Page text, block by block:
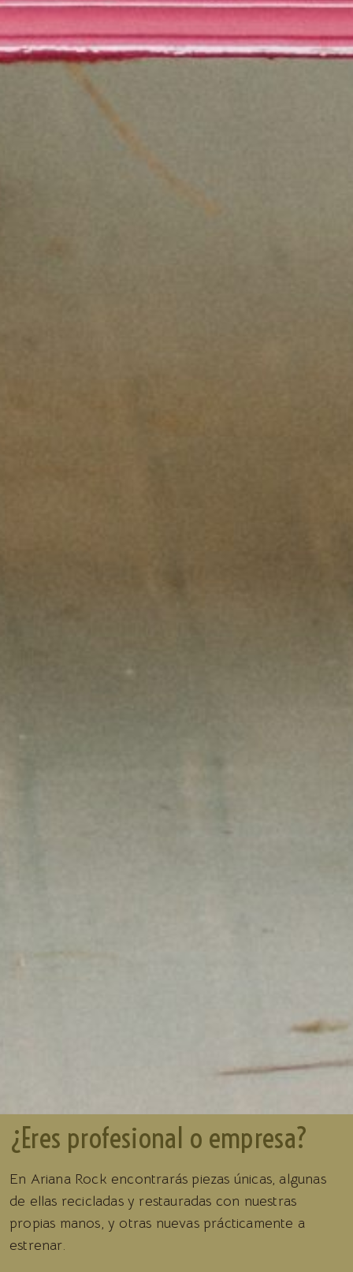
¿Eres profesional o empresa?
En Ariana Rock encontrarás piezas únicas, algunas
de ellas recicladas y restauradas con nuestras
propias manos, y otras nuevas prácticamente a
estrenar.